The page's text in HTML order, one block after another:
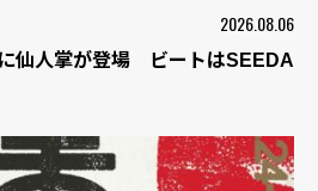
2026.08.06
仙人掌が登場 ビートはSEEDA